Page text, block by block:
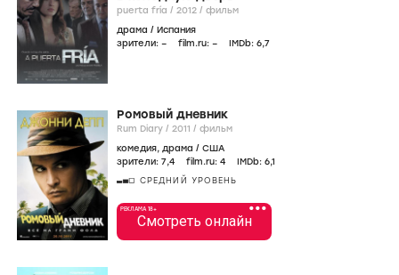
puerta fría / 2012 / фильм
драма / Испания
зрители: – film.ru: – IMDb: 6,7
Ромовый дневник
Rum Diary / 2011 / фильм
комедия, драма / США
зрители: 7,4 film.ru: 4 IMDb: 6,1
СРЕДНИЙ УРОВЕНЬ
•••
РЕКЛАМА 18+
Смотреть онлайн